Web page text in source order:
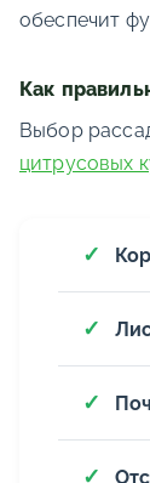
обеспечит
Как
Выбор
цитрусовых